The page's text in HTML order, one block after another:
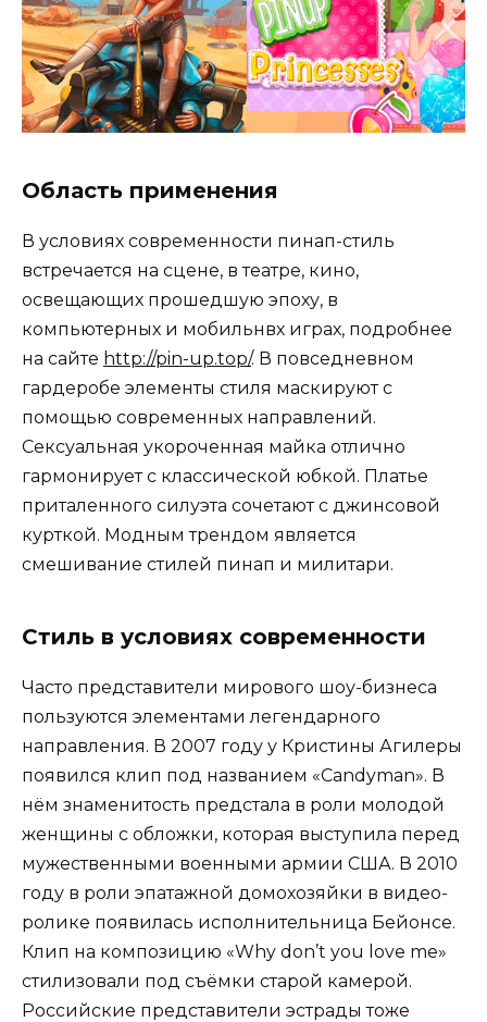
Область применения
В условиях современности пинап-стиль
встречается на сцене, в театре, кино,
освещающих прошедшую эпоху, в
компьютерных и мобильнвх играх, подробнее
на сайте http://pin-up.top/. В повседневном
гардеробе элементы стиля маскируют с
помощью современных направлений.
Сексуальная укороченная майка отлично
гармонирует с классической юбкой. Платье
приталенного силуэта сочетают с джинсовой
курткой. Модным трендом является
смешивание стилей пинап и милитари.
Стиль в условиях современности
Часто представители мирового шоу-бизнеса
пользуются элементами легендарного
направления. В 2007 году у Кристины Агилеры
появился клип под названием «Candyman». В
нём знаменитость предстала в роли молодой
женщины с обложки, которая выступила перед
мужественными военными армии США. В 2010
году в роли эпатажной домохозяйки в видео-
ролике появилась исполнительница Бейонсе.
Клип на композицию «Why don’t you love me»
стилизовали под съёмки старой камерой.
Российские представители эстрады тоже